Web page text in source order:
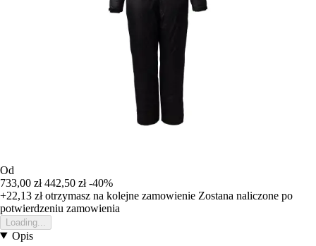
Od
733,00 zł 442,50 zł -40%
+22,13 złotrzymasz na kolejne zamowienie Zostana naliczone po
potwierdzeniu zamowienia
Loading...
Opis